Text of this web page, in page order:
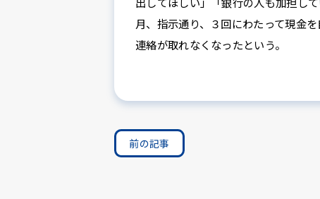
月、指示通り、３回にわたって現金
連絡が取れなくなったという。
前の記事